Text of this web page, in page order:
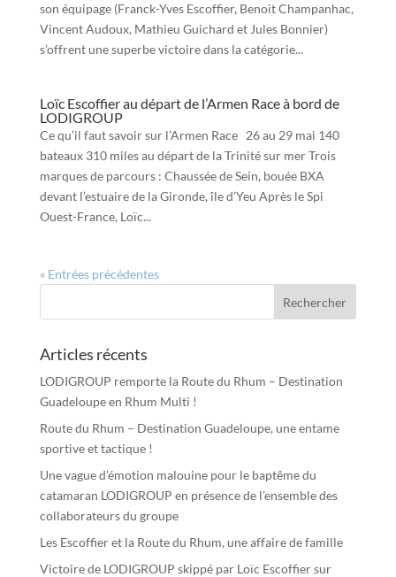
son équipage (Franck-Yves Escoffier, Benoit Champanhac,
Vincent Audoux, Mathieu Guichard et Jules Bonnier)
s’offrent une superbe victoire dans la catégorie...
Loïc Escoffier au départ de l’Armen Race à bord de
LODIGROUP
Ce qu’il faut savoir sur l’Armen Race 26 au 29 mai 140
bateaux 310 miles au départ de la Trinité sur mer Trois
marques de parcours : Chaussée de Sein, bouée BXA
devant l’estuaire de la Gironde, île d’Yeu Après le Spi
Ouest-France, Loïc...
« Entrées précédentes
Articles récents
LODIGROUP remporte la Route du Rhum – Destination
Guadeloupe en Rhum Multi !
Route du Rhum – Destination Guadeloupe, une entame
sportive et tactique !
Une vague d’émotion malouine pour le baptême du
catamaran LODIGROUP en présence de l’ensemble des
collaborateurs du groupe
Les Escoffier et la Route du Rhum, une affaire de famille
Victoire de LODIGROUP skippé par Loïc Escoffier sur